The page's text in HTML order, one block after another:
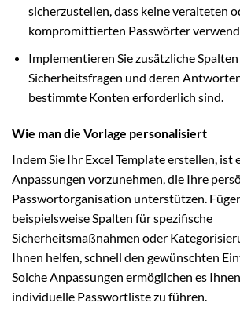
sicherzustellen, dass keine veralteten
kompromittierten Passwörter
Implementieren Sie zusätzliche
Sicherheitsfragen und deren
bestimmte Konten erforderlich sind.
Wie man die Vorlage personalisiert
Indem Sie Ihr Excel Template erstellen, ist
Anpassungen vorzunehmen, die Ihre
Passwortorganisation unterstützen.
beispielsweise Spalten für spezifische
Sicherheitsmaßnahmen oder
Ihnen helfen, schnell den gewünschten
Solche Anpassungen ermöglichen es
individuelle Passwortliste zu führen.